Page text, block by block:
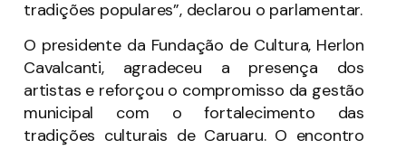
tradições populares”, declarou o parlamentar.
O presidente da Fundação de Cultura, Herlon
Cavalcanti, agradeceu a presença dos
artistas e reforçou o compromisso da gestão
municipal com o fortalecimento das
tradições culturais de Caruaru. O encontro